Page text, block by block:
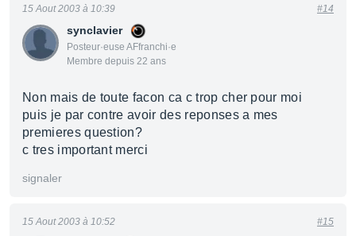
synclavier
Posteur·euse AFfranchi·e
Membre depuis 22 ans
15 Aout 2003 à 10:39 #14
Non mais de toute facon ca c trop cher pour moi
puis je par contre avoir des reponses a mes
premieres question?
c tres important merci
signaler
15 Aout 2003 à 10:52 #15